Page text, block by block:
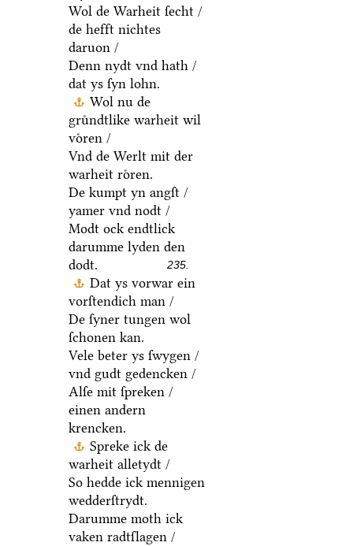
Wol de Warheit ſecht /
de hefft nichtes
daruon /
Denn nydt vnd hath /
dat ys ſyn lohn.
Wol nu de
gruͤndtlike warheit wil
voͤren /
Vnd de Werlt mit der
warheit roͤren.
De kumpt yn angſt /
yamer vnd nodt /
Modt ock endtlick
darumme lyden den
dodt.
235.
Dat ys vorwar ein
vorſtendich man /
De ſyner tungen wol
ſchonen kan.
Vele beter ys ſwygen /
vnd gudt gedencken /
Alſe mit ſpreken /
einen andern
krencken.
Spreke ick de
warheit alletydt /
So hedde ick mennigen
wedderſtrydt.
Darumme moth ick
vaken radtſlagen /